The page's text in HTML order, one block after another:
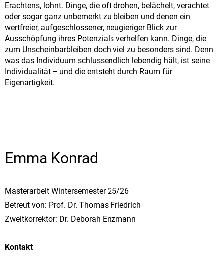
Erachtens, lohnt. Dinge, die oft drohen, belächelt, verachtet
oder sogar ganz unbemerkt zu bleiben und denen ein
wertfreier, aufgeschlossener, neugieriger Blick zur
Ausschöpfung ihres Potenzials verhelfen kann. Dinge, die
zum Unscheinbarbleiben doch viel zu besonders sind. Denn
was das Individuum schlussendlich lebendig hält, ist seine
Individualität – und die entsteht durch Raum für
Eigenartigkeit.
Emma Konrad
Masterarbeit Wintersemester 25/26
Betreut von: Prof. Dr. Thomas Friedrich
Zweitkorrektor: Dr. Deborah Enzmann
Kontakt